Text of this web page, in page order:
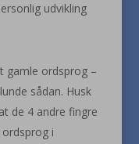
udvikling
gamle ordsprog –
sådan. Husk
de 4 andre fingre
i